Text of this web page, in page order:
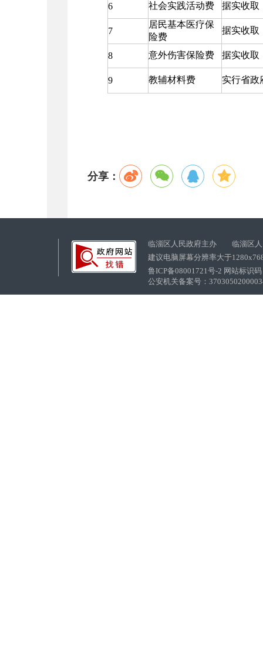
6 社会实践活动费 据实收取
7
居民基本医疗保
险费
据实收取
8 意外伤害保险费 据实收取
9 教辅材料费 实行省政
分享：
临淄区人民政府主办 临淄区人
建议电脑屏幕分辨率大于
鲁ICP备08001721号-2 网站标识
公安机关备案号：